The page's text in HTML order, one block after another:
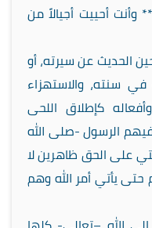
أحييت أجيالاً من
الحديث عن سيرته، أو
في سنته، والاستهزاء
كإطلاق اللحى
الرسول -صلى الله
على الحق ظاهرين لا
يأتي أمر الله وهم